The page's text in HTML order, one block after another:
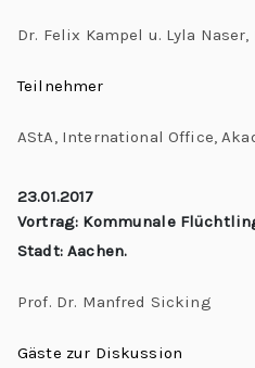
Dr. Felix Kampel u. Lyla Naser,
Teilnehmer
AStA, International Office,
23.01.2017
Vortrag: Kommunale
Stadt: Aachen.
Prof. Dr. Manfred Sicking
Gäste zur Diskussion